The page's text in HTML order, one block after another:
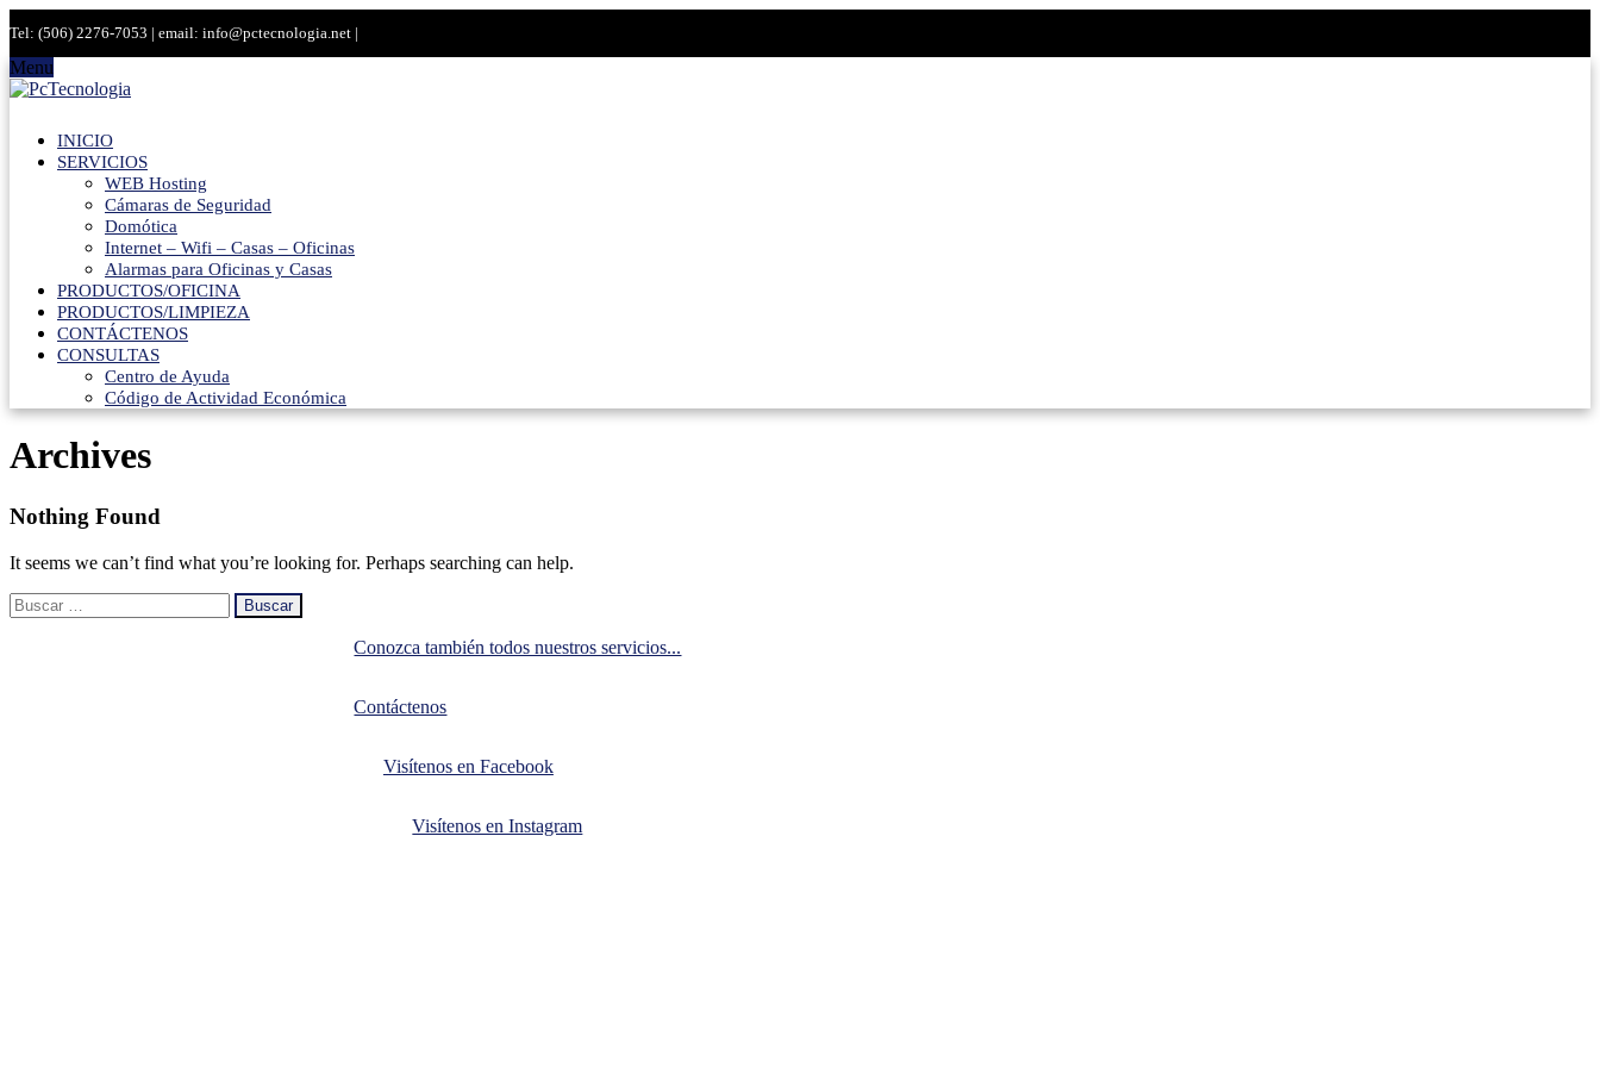
Tel: (506) 2276-7053 | email: info@pctecnologia.net |
Menu
INICIO
SERVICIOS
WEB Hosting
Cámaras de Seguridad
Domótica
Internet – Wifi – Casas – Oficinas
Alarmas para Oficinas y Casas
PRODUCTOS/OFICINA
PRODUCTOS/LIMPIEZA
CONTÁCTENOS
CONSULTAS
Centro de Ayuda
Código de Actividad Económica
Archives
Nothing Found
It seems we can’t find what you’re looking for. Perhaps searching can help.
Buscar:
Conozca también todos nuestros servicios...
Contáctenos
Visítenos en Facebook
Visítenos en Instagram